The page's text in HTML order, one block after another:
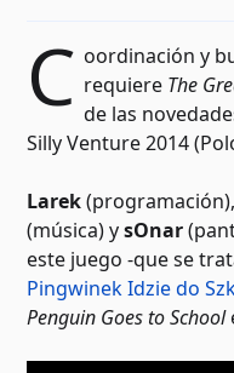
C oordinación y
requiere The
de las
Silly Venture 2014
Larek(programación),
(música) ysOnar
este juego -que se
Pingwinek Idzie do
Penguin Goes to School